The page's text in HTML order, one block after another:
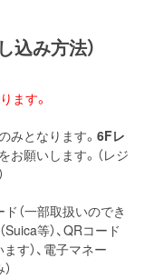
込み方法）
ます。
みとなります。 6Fレ
願いします。（レジ
ド（一部取扱いのでき
等）、QRコード
す）、電子マネー